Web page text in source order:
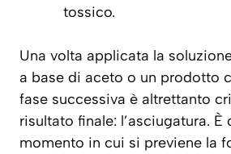
tossico.
Una volta applicata la
a base di aceto o un prodotto
fase successiva è altrettanto
risultato finale: l’asciugatura. È
momento in cui si previene la